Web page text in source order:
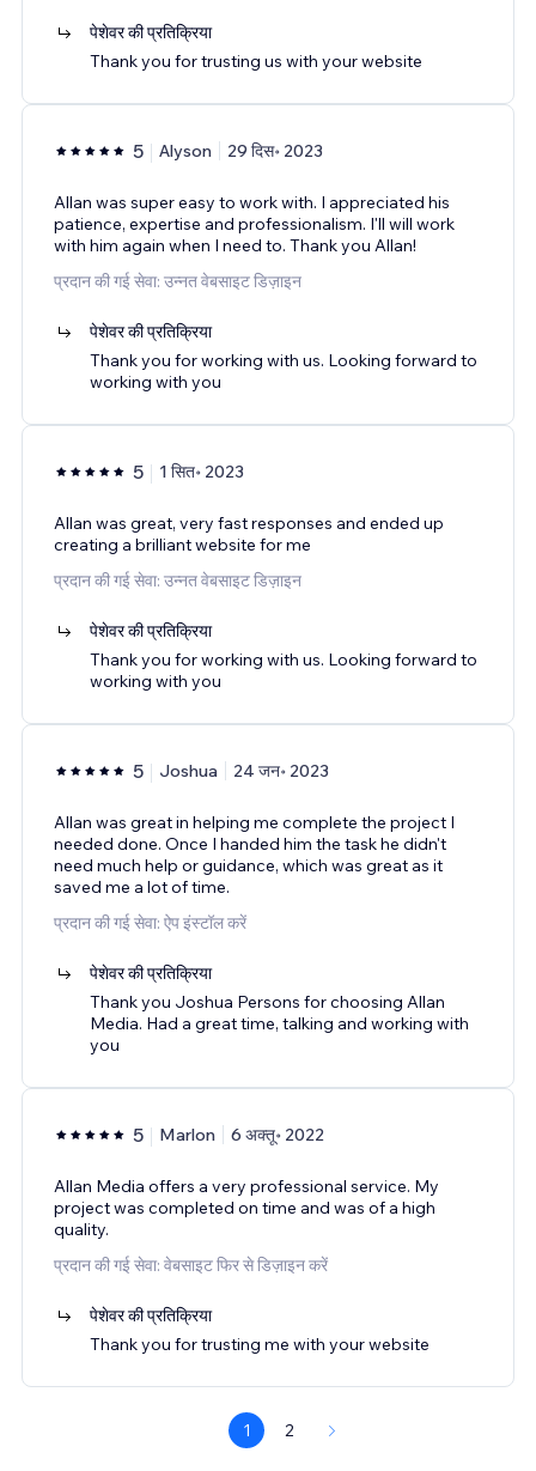
पेशेवर की प्रतिक्रिया
Thank you for trusting us with your website
5 Alyson 29 दिस॰ 2023
Allan was super easy to work with. I appreciated his
patience, expertise and professionalism. I'll will work
with him again when I need to. Thank you Allan!
प्रदान की गई सेवा: उन्नत वेबसाइट डिज़ाइन
पेशेवर की प्रतिक्रिया
Thank you for working with us. Looking forward to
working with you
5 1 सित॰ 2023
Allan was great, very fast responses and ended up
creating a brilliant website for me
प्रदान की गई सेवा: उन्नत वेबसाइट डिज़ाइन
पेशेवर की प्रतिक्रिया
Thank you for working with us. Looking forward to
working with you
5 Joshua 24 जन॰ 2023
Allan was great in helping me complete the project I
needed done. Once I handed him the task he didn't
need much help or guidance, which was great as it
saved me a lot of time.
प्रदान की गई सेवा: ऐप इंस्टॉल करें
पेशेवर की प्रतिक्रिया
Thank you Joshua Persons for choosing Allan
Media. Had a great time, talking and working with
you
5 Marlon 6 अक्तू॰ 2022
Allan Media offers a very professional service. My
project was completed on time and was of a high
quality.
प्रदान की गई सेवा: वेबसाइट फिर से डिज़ाइन करें
पेशेवर की प्रतिक्रिया
Thank you for trusting me with your website
1 2